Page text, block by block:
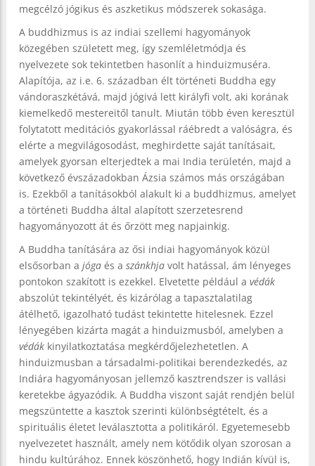
megcélzó jógikus és aszketikus módszerek sokasága.
A buddhizmus is az indiai szellemi hagyományok
közegében született meg, így szemléletmódja és
nyelvezete sok tekintetben hasonlít a hinduizmuséra.
Alapítója, az i.e. 6. században élt történeti Buddha egy
vándoraszkétává, majd jógivá lett királyfi volt, aki korának
kiemelkedő mestereitől tanult. Miután több éven keresztül
folytatott meditációs gyakorlással ráébredt a valóságra, és
elérte a megvilágosodást, meghirdette saját tanításait,
amelyek gyorsan elterjedtek a mai India területén, majd a
következő évszázadokban Ázsia számos más országában
is. Ezekből a tanításokból alakult ki a buddhizmus, amelyet
a történeti Buddha által alapított szerzetesrend
hagyományozott át és őrzött meg napjainkig.
A Buddha tanítására az ősi indiai hagyományok közül
elsősorban a jóga és a szánkhja volt hatással, ám lényeges
pontokon szakított is ezekkel. Elvetette például a védák
abszolút tekintélyét, és kizárólag a tapasztalatilag
átélhető, igazolható tudást tekintette hitelesnek. Ezzel
lényegében kizárta magát a hinduizmusból, amelyben a
védák kinyilatkoztatása megkérdőjelezhetetlen. A
hinduizmusban a társadalmi-politikai berendezkedés, az
Indiára hagyományosan jellemző kasztrendszer is vallási
keretekbe ágyazódik. A Buddha viszont saját rendjén belül
megszüntette a kasztok szerinti különbségtételt, és a
spirituális életet leválasztotta a politikáról. Egyetemesebb
nyelvezetet használt, amely nem kötődik olyan szorosan a
hindu kultúrához. Ennek köszönhető, hogy Indián kívül is,